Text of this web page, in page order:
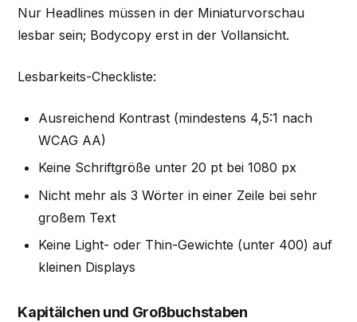
Nur Headlines müssen in der Miniaturvorschau
lesbar sein; Bodycopy erst in der Vollansicht.
Lesbarkeits-Checkliste:
Ausreichend Kontrast (mindestens 4,5:1 nach
WCAG AA)
Keine Schriftgröße unter 20 pt bei 1080 px
Nicht mehr als 3 Wörter in einer Zeile bei sehr
großem Text
Keine Light- oder Thin-Gewichte (unter 400) auf
kleinen Displays
Kapitälchen und Großbuchstaben